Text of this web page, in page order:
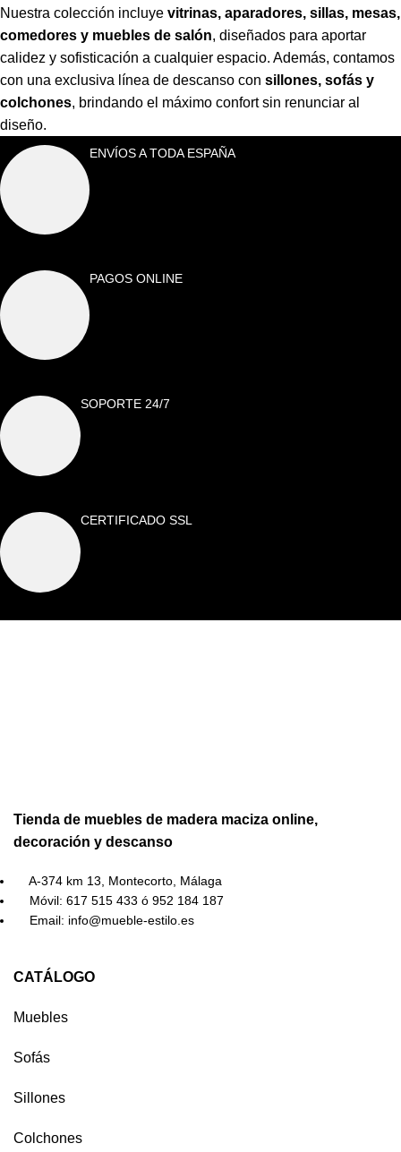
Nuestra colección incluye vitrinas, aparadores, sillas, mesas,
comedores y muebles de salón, diseñados para aportar
calidez y sofisticación a cualquier espacio. Además, contamos
con una exclusiva línea de descanso con sillones, sofás y
colchones, brindando el máximo confort sin renunciar al
diseño.
ENVÍOS A TODA ESPAÑA
PAGOS ONLINE
SOPORTE 24/7
CERTIFICADO SSL
Tienda de muebles de madera maciza online,
decoración y descanso
A-374 km 13, Montecorto, Málaga
Móvil: 617 515 433 ó 952 184 187
Email: info@mueble-estilo.es
CATÁLOGO
Muebles
Sofás
Sillones
Colchones